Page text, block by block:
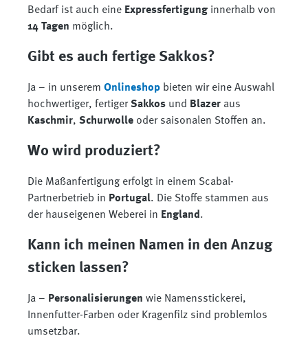
Bedarf ist auch eine Expressfertigunginnerhalb von
14 Tagen möglich.
Gibt es auch fertige Sakkos?
Ja – in unserem Onlineshop bieten wir eine Auswahl
hochwertiger, fertigerSakkos und Blazer aus
Kaschmir, Schurwolle oder saisonalen Stoffen an.
Wo wird produziert?
Die Maßanfertigung erfolgt in einem Scabal-
Partnerbetrieb in Portugal. Die Stoffe stammen aus
der hauseigenen Weberei in England.
Kann ich meinen Namen in den Anzug
sticken lassen?
Ja – Personalisierungen wie Namensstickerei,
Innenfutter-Farben oder Kragenfilz sind problemlos
umsetzbar.